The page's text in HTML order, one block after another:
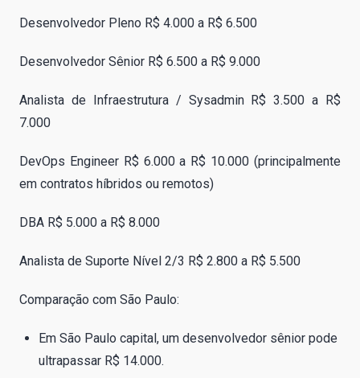
Desenvolvedor Pleno R$ 4.000 a R$ 6.500
Desenvolvedor Sênior R$ 6.500 a R$ 9.000
Analista de Infraestrutura / Sysadmin R$ 3.500 a R$
7.000
DevOps Engineer R$ 6.000 a R$ 10.000 (principalmente
em contratos híbridos ou remotos)
DBA R$ 5.000 a R$ 8.000
Analista de Suporte Nível 2/3 R$ 2.800 a R$ 5.500
Comparação com São Paulo:
Em São Paulo capital, um desenvolvedor sênior pode
ultrapassar R$ 14.000.